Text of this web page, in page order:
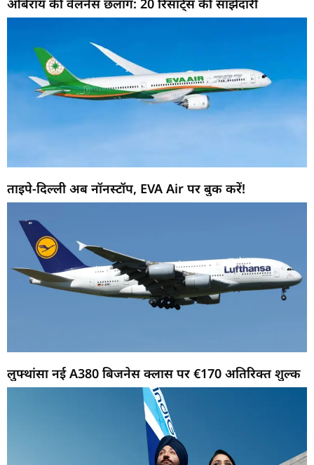
ओबेरॉय की वेलनेस छलांग: 20 रिसॉर्ट्स की साझेदारी
ताइपे-दिल्ली अब नॉनस्टॉप, EVA Air पर बुक करें!
लुफ्थांसा नई A380 बिजनेस क्लास पर €170 अतिरिक्त शुल्क